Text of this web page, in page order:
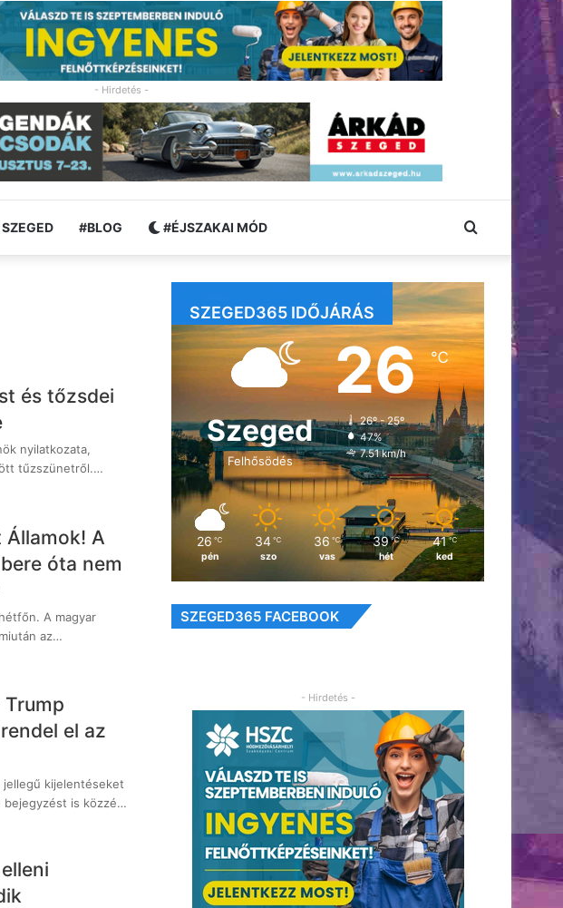
- Hirdetés -
#BLOG #ÉJSZAKAI MÓD Keresés:
és tőzsdei
nyilatkozata,
tűzszünetről.…
Államok! A
óta nem
A magyar
az…
Trump
el az
jellegű kijelentéseket
bejegyzést is közzé…
SZEGED365 IDŐJÁRÁS
Szeged
Felhősödés
26℃
26º - 25º
47%
7.51 km/h
26 ℃
pén
34 ℃
szo
36 ℃
vas
39 ℃
hét
41 ℃
ked
SZEGED365 FACEBOOK
- Hirdetés -